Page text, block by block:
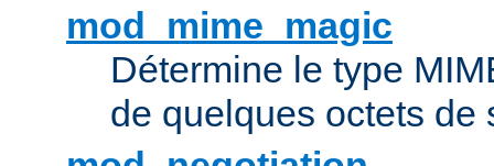
mod_mime_magic
Détermine le type
de quelques octets de